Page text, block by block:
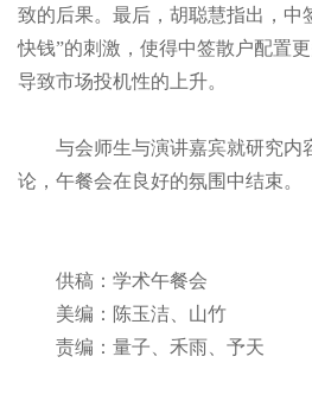
致的后果。最后，胡聪慧指出，中
快钱”的刺激，使得中签散户配置
导致市场投机性的上升。
与会师生与演讲嘉宾就研究内
论，午餐会在良好的氛围中结束。
供稿：学术午餐会
美编：陈玉洁、山竹
责编：量子、禾雨、予天